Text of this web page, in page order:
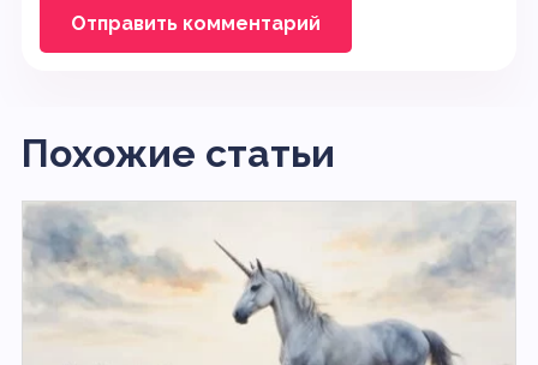
Похожие статьи